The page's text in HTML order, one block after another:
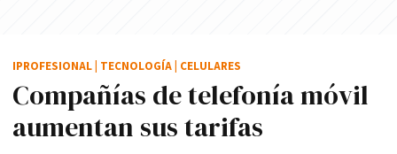
Compañías de telefonía móvil
aumentan sus tarifas
IPROFESIONAL TECNOLOGÍA CELULARES